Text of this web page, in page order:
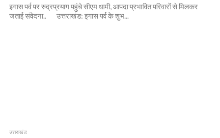
इगास पर्व पर रुद्रप्रयाग पहुंचे सीएम धामी, आपदा प्रभावित परिवारों से मिलकर
जताई संवेदना.. उत्तराखंड: इगास पर्व के शुभ...
उत्तराखंड